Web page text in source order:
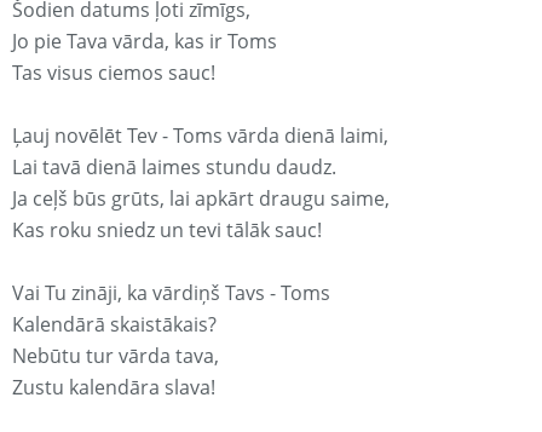
Šodien datums ļoti zīmīgs,
Jo pie Tava vārda, kas ir Toms
Tas visus ciemos sauc!
Ļauj novēlēt Tev - Toms vārda dienā laimi,
Lai tavā dienā laimes stundu daudz.
Ja ceļš būs grūts, lai apkārt draugu saime,
Kas roku sniedz un tevi tālāk sauc!
Vai Tu zināji, ka vārdiņš Tavs - Toms
Kalendārā skaistākais?
Nebūtu tur vārda tava,
Zustu kalendāra slava!